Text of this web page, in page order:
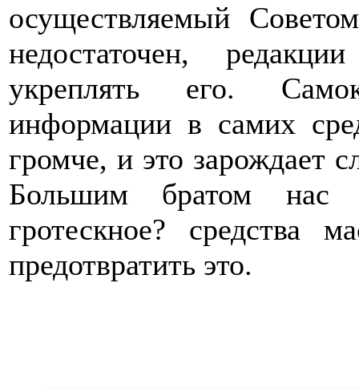
осуществляемый
недостаточен,
укреплять его.
информации в самих
громче, и это зарождает
Большим братом нас
гротескное? средства
предотвратить это.